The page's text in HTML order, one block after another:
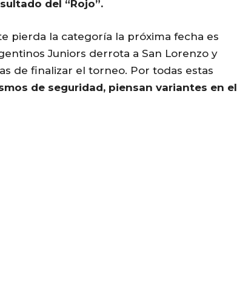
del “Rojo”.
pierda la categoría la próxima fecha es
Juniors derrota a San Lorenzo y
de finalizar el torneo. Por todas estas
de seguridad, piensan variantes en el